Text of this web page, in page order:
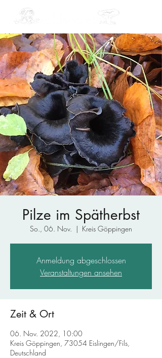
Pilze im Spätherbst
So., 06. Nov.
  |
Kreis Göppingen
Anmeldung abgeschlossen
Veranstaltungen ansehen
Zeit & Ort
06. Nov. 2022, 10:00
Kreis Göppingen, 73054 Eislingen/Fils,
Deutschland